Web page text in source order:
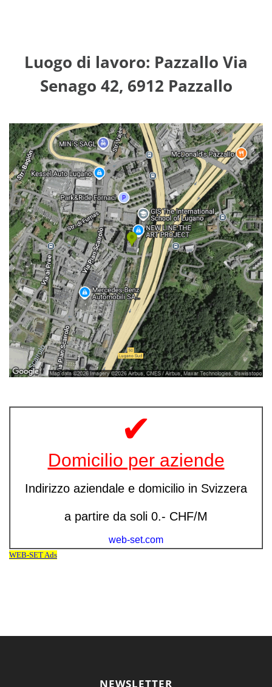
Luogo di lavoro: Pazzallo Via
Senago 42, 6912 Pazzallo
NEWSLETTER